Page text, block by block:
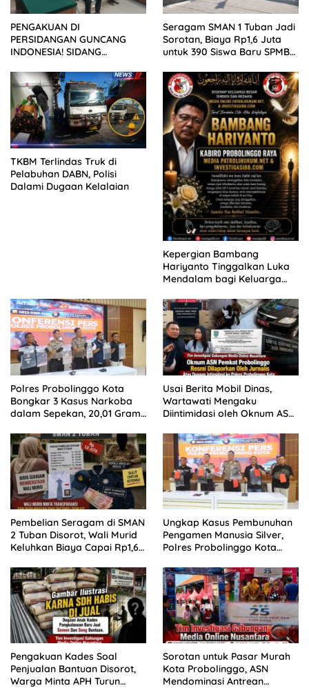
PENGAKUAN DI
PERSIDANGAN GUNCANG
INDONESIA! SIDANG
KELUARGA KORBAN
MENGAMUK DI PN MALANG
Seragam SMAN 1 Tuban Jadi
Sorotan, Biaya Rp1,6 Juta
untuk 390 Siswa Baru SPMB
TKBM Terlindas Truk di
Pelabuhan DABN, Polisi
Dalami Dugaan Kelalaian
Kepergian Bambang
Hariyanto Tinggalkan Luka
Mendalam bagi Keluarga
Polres Probolinggo Kota
Bongkar 3 Kasus Narkoba
dalam Sepekan, 20,01 Gram
Usai Berita Mobil Dinas,
Wartawati Mengaku
Diintimidasi oleh Oknum ASN
Tempuh Jalur Hukum
Pembelian Seragam di SMAN
2 Tuban Disorot, Wali Murid
Keluhkan Biaya Capai Rp1,6
Ungkap Kasus Pembunuhan
Pengamen Manusia Silver,
Polres Probolinggo Kota
Pengakuan Kades Soal
Penjualan Bantuan Disorot,
Warga Minta APH Turun
Sorotan untuk Pasar Murah
Kota Probolinggo, ASN
Mendominasi Antrean